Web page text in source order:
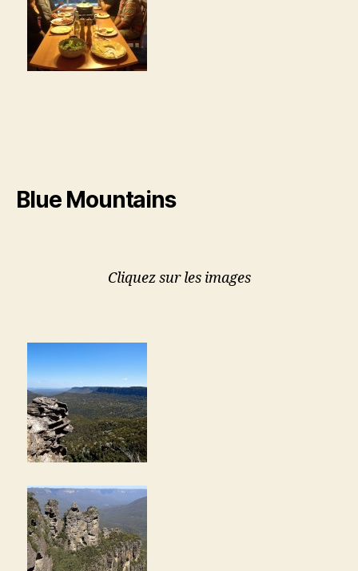
Blue Mountains
Cliquez sur les images